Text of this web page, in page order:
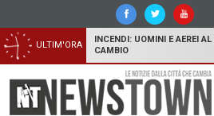
ULTIM'ORA
INCENDI: UOMINI E AEREI
CAMBIO